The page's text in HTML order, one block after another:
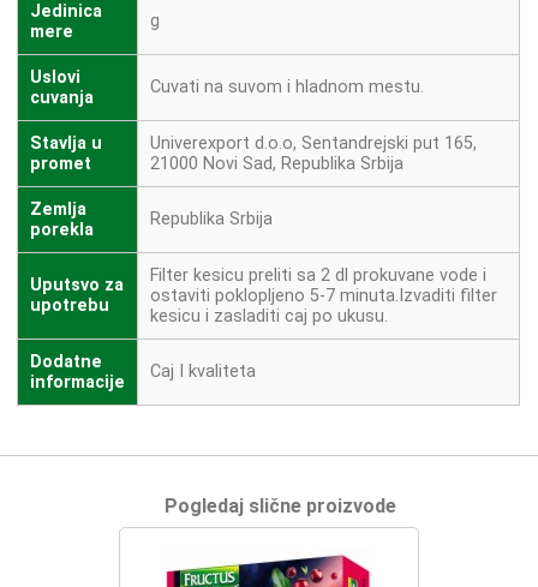
Jedinica
mere
g
Uslovi
cuvanja
Cuvati na suvom i hladnom mestu.
Stavlja u
promet
Univerexport d.o.o, Sentandrejski put 165,
21000 Novi Sad, Republika Srbija
Zemlja
porekla
Republika Srbija
Uputsvo za
upotrebu
Filter kesicu preliti sa 2 dl prokuvane vode i
ostaviti poklopljeno 5-7 minuta.Izvaditi filter
kesicu i zasladiti caj po ukusu.
Dodatne
informacije
Caj I kvaliteta
Pogledaj slične proizvode